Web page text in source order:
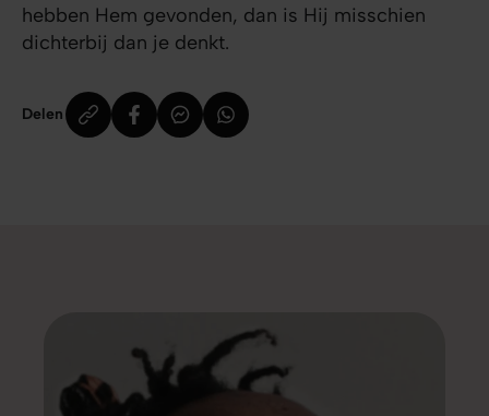
hebben Hem gevonden, dan is Hij misschien
dichterbij dan je denkt.
Delen